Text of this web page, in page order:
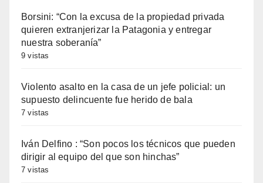
Borsini: “Con la excusa de la propiedad privada
quieren extranjerizar la Patagonia y entregar
nuestra soberanía”
9 vistas
Violento asalto en la casa de un jefe policial: un
supuesto delincuente fue herido de bala
7 vistas
Iván Delfino : “Son pocos los técnicos que pueden
dirigir al equipo del que son hinchas”
7 vistas